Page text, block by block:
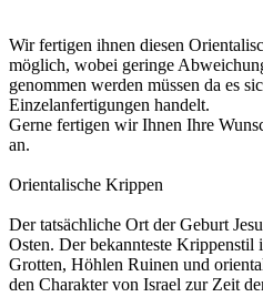
Wir fertigen ihnen diesen
möglich, wobei geringe
genommen werden müssen da es
Einzelanfertigungen handelt.
Gerne fertigen wir Ihnen Ihre
an.
Orientalische Krippen
Der tatsächliche Ort der Geburt
Osten. Der bekannteste Krippenstil
Grotten, Höhlen Ruinen und
den Charakter von Israel zur Zeit